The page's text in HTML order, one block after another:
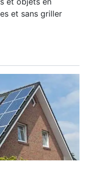
et sans griller